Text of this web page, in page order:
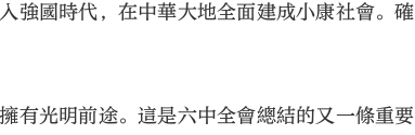
強國時代，在中華大地全面建成小康社會。確
有光明前途。這是六中全會總結的又一條重要